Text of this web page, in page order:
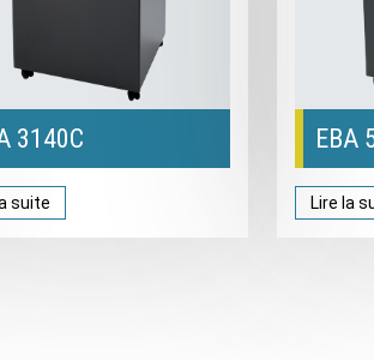
3140C
suite
EBA
Lire la